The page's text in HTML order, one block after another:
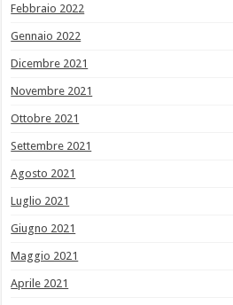
Febbraio 2022
Gennaio 2022
Dicembre 2021
Novembre 2021
Ottobre 2021
Settembre 2021
Agosto 2021
Luglio 2021
Giugno 2021
Maggio 2021
Aprile 2021